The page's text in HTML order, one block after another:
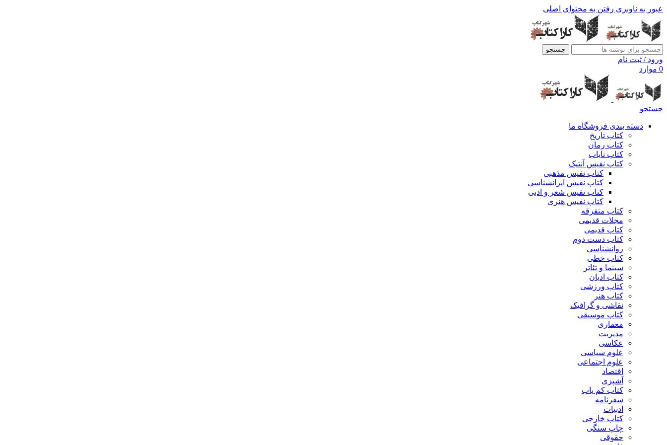
عبور به ناوبری رفتن به محتوای اصلی
جستجو
ورود / ثبت نام
0 موارد
جستجو
دسته بندی فروشگاه ما
کتاب تاریخ
کتاب رمان
کتاب نایاب
کتاب نفیس آنتیک
کتاب نفیس مذهبی
کتاب نفیس ایرانشناسی
کتاب نفیس شعر و ادبی
کتاب نفیس هنری
کتاب متفرقه
مجلات قدیمی
کتاب قدیمی
کتاب دست دوم
روانشناسی
کتاب خطی
سینما و تئاتر
کتاب ادیان
کتاب ورزشی
کتاب هنر
نقاشی و گرافیک
کتاب موسیقی
معماری
مدیریت
عکاسی
علوم سیاسی
علوم اجتماعی
اقتصاد
آشپزی
کتاب کم یاب
سفرنامه
ادبیات
کتاب خارجی
چاپ سنگی
حقوقی